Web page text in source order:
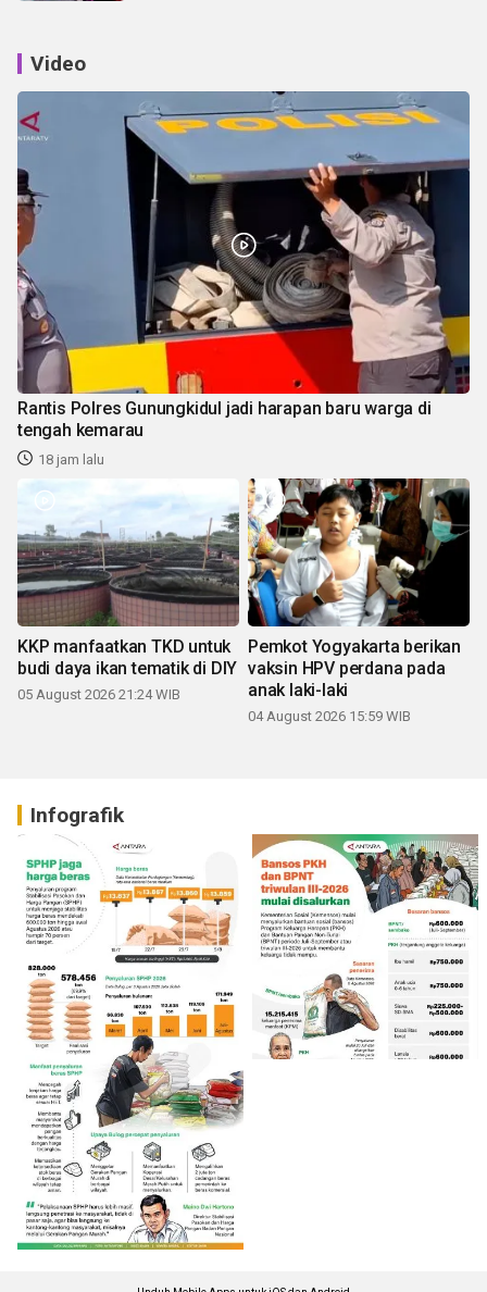
Video
Rantis Polres Gunungkidul jadi harapan baru warga di
tengah kemarau
18 jam lalu
KKP manfaatkan TKD untuk
budi daya ikan tematik di DIY
05 August 2026 21:24 WIB
Pemkot Yogyakarta berikan
vaksin HPV perdana pada
anak laki-laki
04 August 2026 15:59 WIB
Infografik